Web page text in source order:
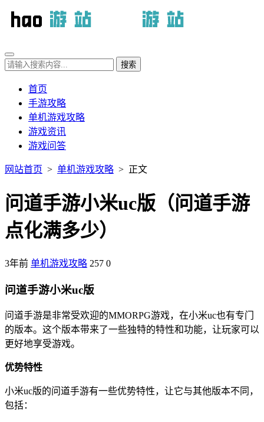
首页
手游攻略
单机游戏攻略
游戏资讯
游戏问答
网站首页 > 单机游戏攻略 > 正文
问道手游小米uc版（问道手游
点化满多少）
3年前 单机游戏攻略 257 0
问道手游小米uc版
问道手游是非常受欢迎的MMORPG游戏，在小米uc也有专门
的版本。这个版本带来了一些独特的特性和功能，让玩家可以
更好地享受游戏。
优势特性
小米uc版的问道手游有一些优势特性，让它与其他版本不同，
包括：